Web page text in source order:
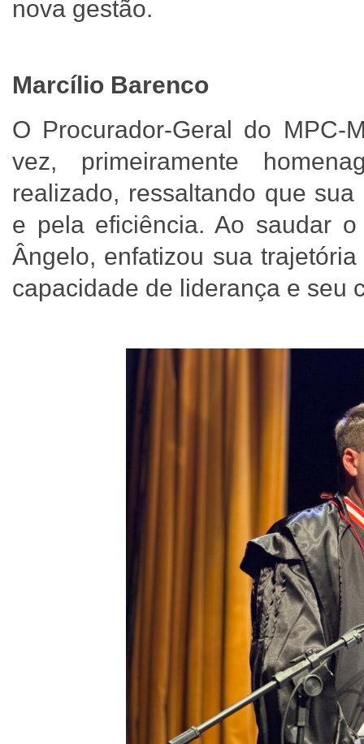
nova gestão.
Marcílio Barenco
O Procurador-Geral do MPC-
vez, primeiramente
realizado, ressaltando que
e pela eficiência. Ao saudar
Ângelo, enfatizou sua
capacidade de liderança e seu